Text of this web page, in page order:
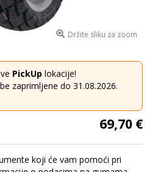
Držite sliku za zoom
PickUp lokacije!
zaprimljene do 31.08.2026.
69,70 €
koji će vam pomoći pri